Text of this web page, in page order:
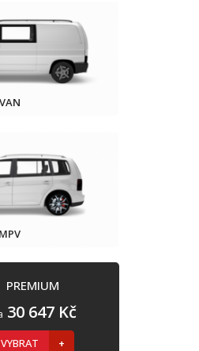
VAN
MPV
PREMIUM
30 647 Kč
VYBRAT